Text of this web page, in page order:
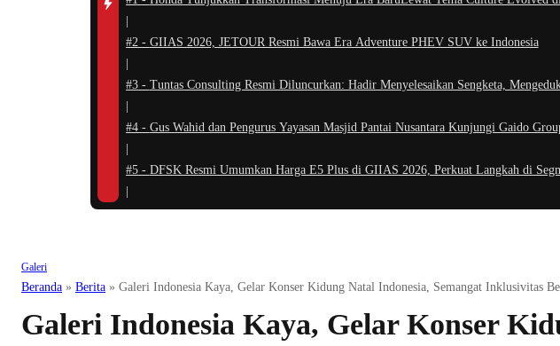
#2 - GIIAS 2026, JETOUR Resmi Bawa Era Adventure PHEV SUV ke Indonesia
#3 - Tuntas Consulting Resmi Diluncurkan: Hadir Menyelesaikan Sengketa,
#4 - Gus Wahid dan Pengurus Yayasan Masjid Pantai Nusantara Kunjungi Gaido
#5 - DFSK Resmi Umumkan Harga E5 Plus di GIIAS 2026, Perkuat Langkah di
Galeri
Beranda » Berita » Galeri Indonesia Kaya, Gelar Konser Kidung Natal Indonesia, Semangat Inklusivitas
Galeri Indonesia Kaya, Gelar Konser